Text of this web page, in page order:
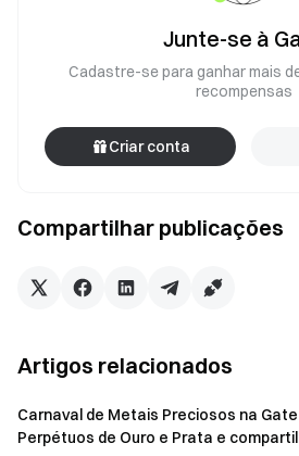
automaticamente. Prêmio total:
Evento 3: Bônus por indicação
indicação
Durante o evento, convide amigos
futuros de pelo menos 1.000 USDT, a
indicação bem-sucedida. As
Ganhe rendimento com seus
Negocie a qualquer momento — as
continuam com fundos flexíveis
Compartilhar publicações
Junte-se à
Cadastre-se para ganhar mais
recompensas
Criar conta
Artigos relacionados
Carnaval de Metais Preciosos na Gate
Perpétuos de Ouro e Prata e